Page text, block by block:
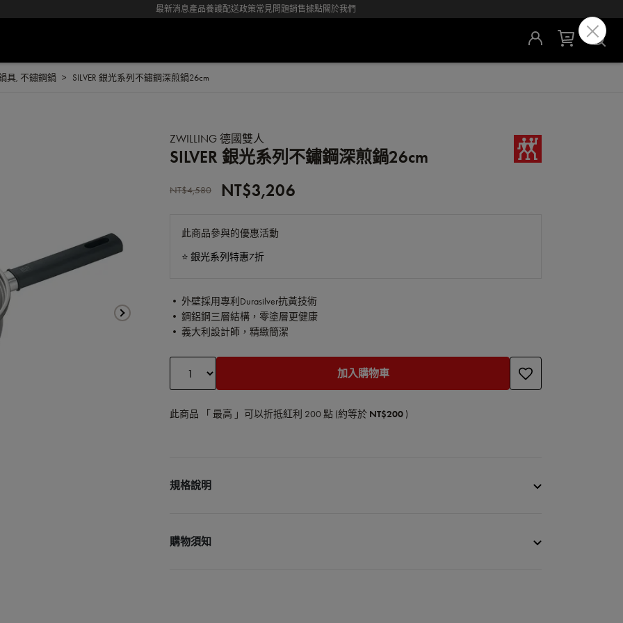
最新消息產品養護配送政策常見問題銷售據點關於我們
具, 不鏽鋼鍋 SILVER 銀光系列不鏽鋼深煎鍋26cm
ZWILLING 德國雙人
SILVER 銀光系列不鏽鋼深煎鍋26cm
NT$4,580 NT$3,206
此商品參與的優惠活動
⭐️ 銀光系列特惠7折
• 外壁採用專利Durasilver抗黃技術
• 鋼鋁鋼三層結構，零塗層更健康
• 義大利設計師，精緻簡潔
加入購物車
此商品 「 最高 」可以折抵紅利 200點 (約等於 NT$200 )
規格說明
商品尺寸：直徑約26cm
購物須知